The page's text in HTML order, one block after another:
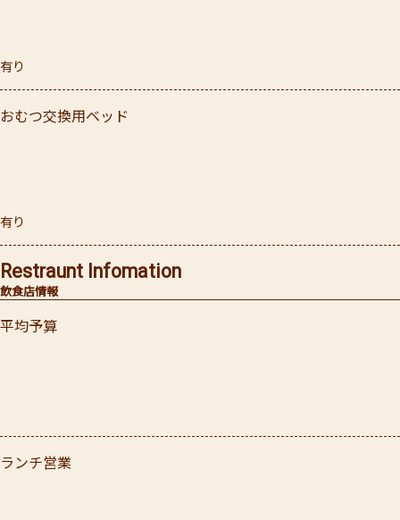
有り
おむつ交換用ベッド
有り
飲食店情報
Restraunt Infomation
平均予算
ランチ営業